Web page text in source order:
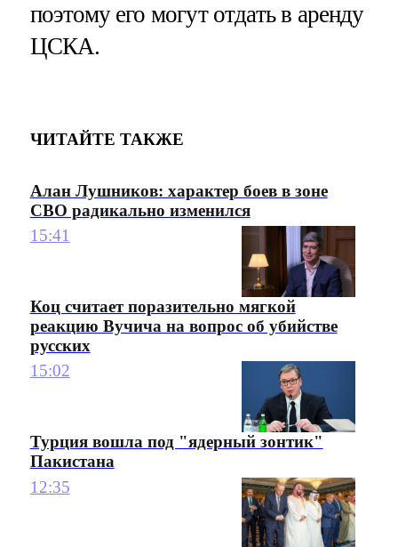
поэтому его могут отдать в аренду
ЦСКА.
ЧИТАЙТЕ ТАКЖЕ
Алан Лушников: характер боев в зоне
СВО радикально изменился
15:41
Коц считает поразительно мягкой
реакцию Вучича на вопрос об убийстве
русских
15:02
Турция вошла под "ядерный зонтик"
Пакистана
12:35